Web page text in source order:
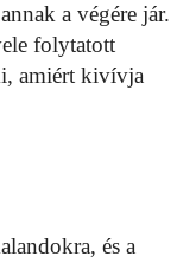
a végére jár.
folytatott
amiért kivívja
és a